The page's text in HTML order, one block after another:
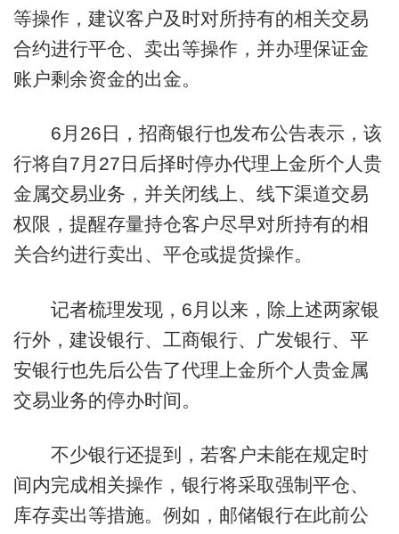
等操作，建议客户及时对所持有的相关交易
合约进行平仓、卖出等操作，并办理保证金
账户剩余资金的出金。
6月26日，招商银行也发布公告表示，该
行将自7月27日后择时停办代理上金所个人贵
金属交易业务，并关闭线上、线下渠道交易
权限，提醒存量持仓客户尽早对所持有的相
关合约进行卖出、平仓或提货操作。
记者梳理发现，6月以来，除上述两家银
行外，建设银行、工商银行、广发银行、平
安银行也先后公告了代理上金所个人贵金属
交易业务的停办时间。
不少银行还提到，若客户未能在规定时
间内完成相关操作，银行将采取强制平仓、
库存卖出等措施。例如，邮储银行在此前公